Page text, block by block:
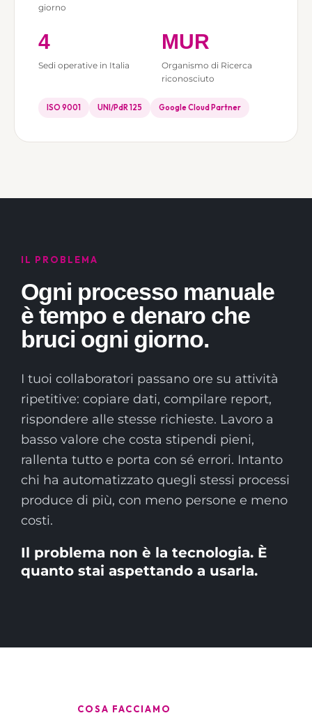
giorno
4
Sedi operative in Italia
MUR
Organismo di Ricerca
riconosciuto
ISO 9001 UNI/PdR 125 Google Cloud Partner
IL PROBLEMA
Ogni processo manuale
è tempo e denaro che
bruci ogni giorno.
I tuoi collaboratori passano ore su attività
ripetitive: copiare dati, compilare report,
rispondere alle stesse richieste. Lavoro a
basso valore che costa stipendi pieni,
rallenta tutto e porta con sé errori. Intanto
chi ha automatizzato quegli stessi processi
produce di più, con meno persone e meno
costi.
Il problema non è la tecnologia. È
quanto stai aspettando a usarla.
COSA FACCIAMO